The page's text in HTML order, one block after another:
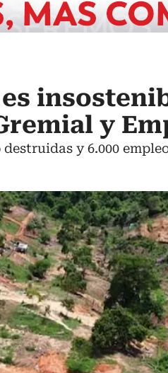
y
y 6.000